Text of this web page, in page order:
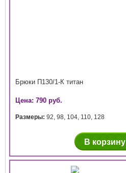
Брюки П130/1-К титан
Цена: 790 руб.
Размеры: 92, 98, 104, 110, 128
В корзину